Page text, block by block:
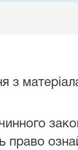
з
право